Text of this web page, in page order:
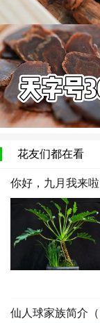
花友们都在看
你好，九月我来啦
仙人球家族简介